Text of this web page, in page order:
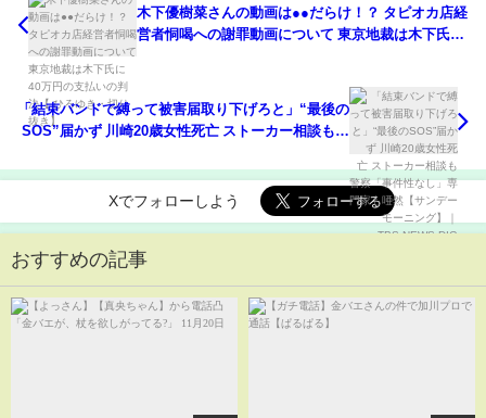
木下優樹菜さんの動画は●●だらけ！？ タピオカ店経
営者恫喝への謝罪動画について 東京地裁は木下氏に
「結束バンドで縛って被害届取り下げろと」“最後の
SOS”届かず 川崎20歳女性死亡 ストーカー相談も警
Xでフォローしよう
おすすめの記事